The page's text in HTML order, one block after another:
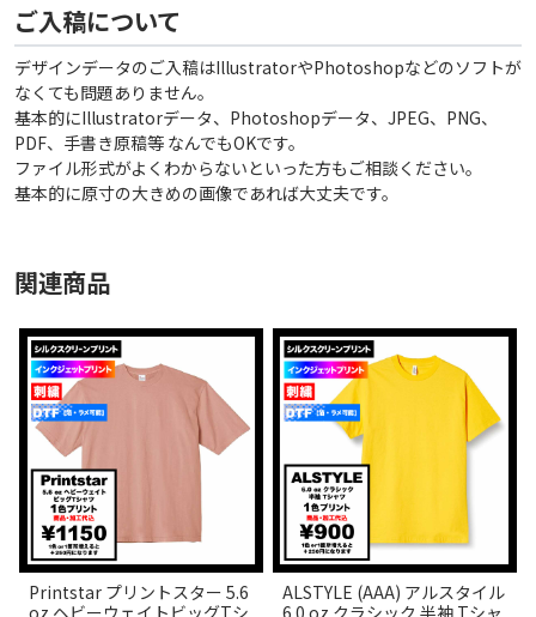
ご入稿について
デザインデータのご入稿はIllustratorやPhotoshopなどのソフトが
なくても問題ありません。
基本的にIllustratorデータ、Photoshopデータ、JPEG、PNG、
PDF、手書き原稿等 なんでもOKです。
ファイル形式がよくわからないといった方もご相談ください。
基本的に原寸の大きめの画像であれば大丈夫です。
関連商品
Printstar プリントスター 5.6
ALSTYLE (AAA) アルスタイル